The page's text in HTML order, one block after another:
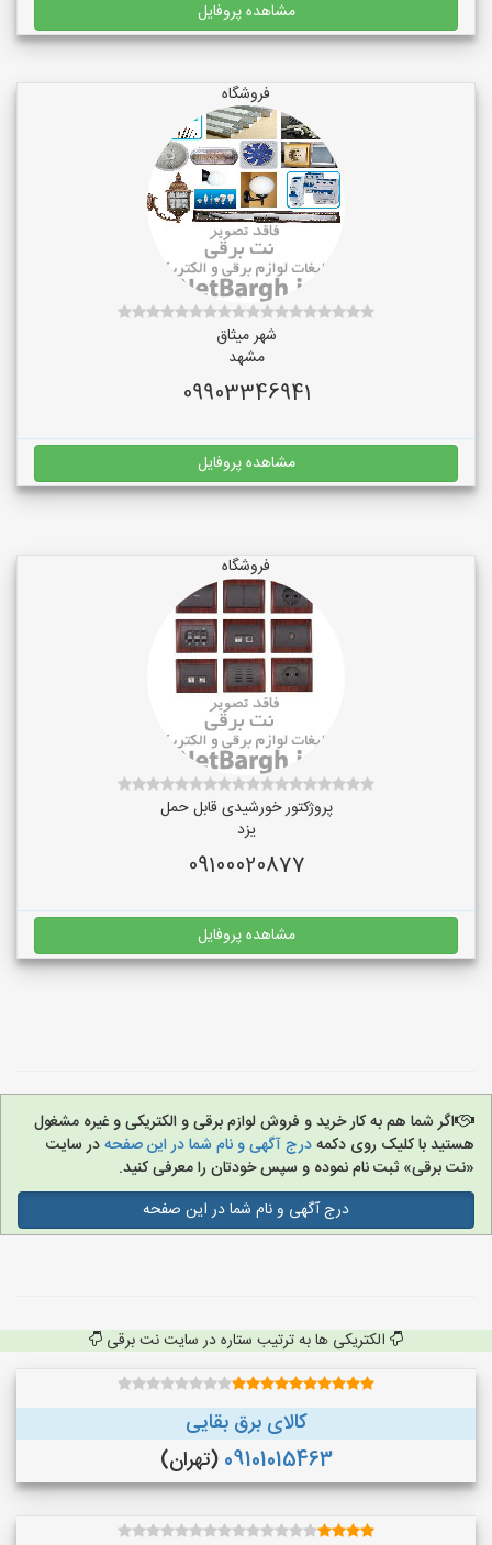
مشاهده پروفایل
فروشگاه
شهر میثاق
مشهد
09903346941
مشاهده پروفایل
فروشگاه
پروژکتور خورشیدی قابل حمل
یزد
09100020877
مشاهده پروفایل
اگر شما هم به کار خرید و فروش لوازم برقی و الکتریکی و غیره مشغول
هستید با کلیک روی دکمهدرج آگهی و نام شما در این صفحهدر سایت
«نت برقی» ثبت نام نموده و سپس خودتان را معرفی کنید.
درج آگهی و نام شما در این صفحه
الکتریکی ها به ترتیب ستاره در سایت نت برقی
کالای برق بقایی
09101015463 (تهران)